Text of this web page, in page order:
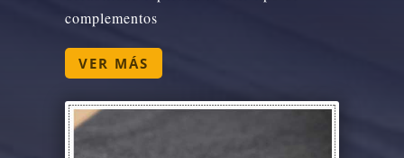
complementos
VER MÁS